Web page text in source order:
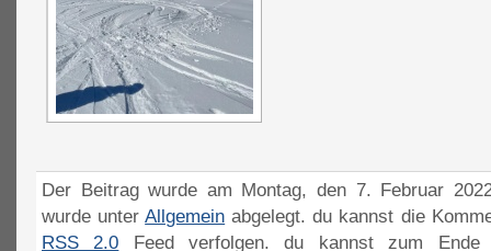
Der Beitrag wurde am Montag, den 7. Februar
wurde unterAllgemein abgelegt. du kannst die
RSS 2.0 Feed verfolgen. du kannst zum Ende